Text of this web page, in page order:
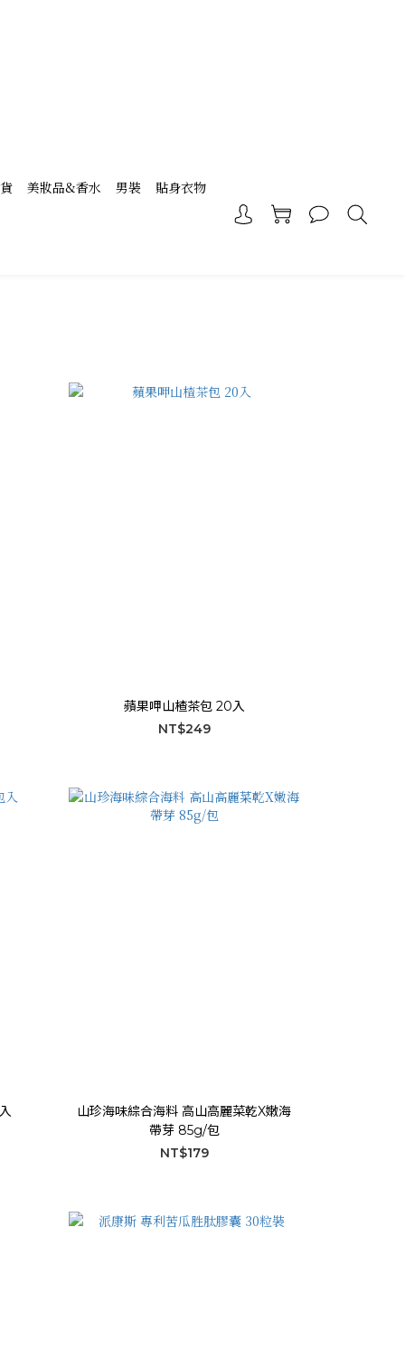
美妝品&香水 男裝 貼身衣物
蘋果呷山楂茶包 20入
NT$249
山珍海味綜合海料 高山高麗菜乾X嫩海
帶芽 85g/包
NT$179